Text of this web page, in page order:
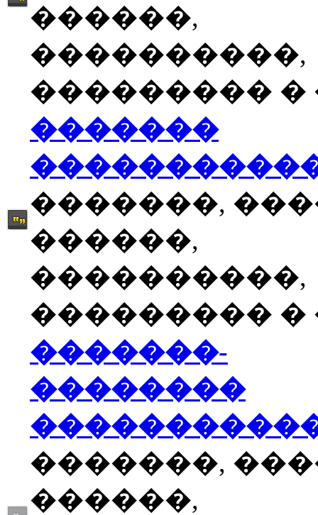
������,
����������,
��������� �
�������
�������,
������,
����������,
��������� �
�������-
��������
�������,
������,